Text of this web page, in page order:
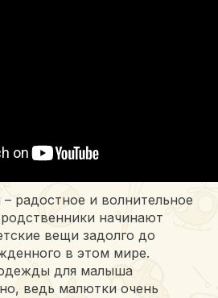
радостное и волнительное
начинают
вещи задолго до
в этом мире.
для малыша
ведь малютки очень